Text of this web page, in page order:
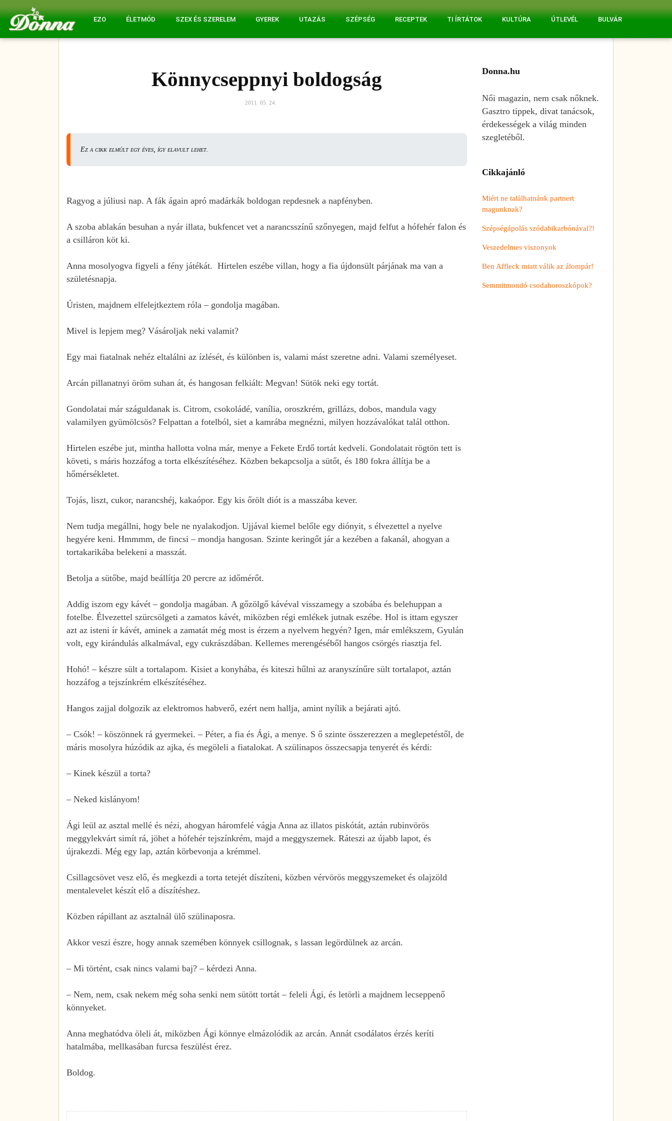
EZO ÉLETMÓD SZEX ÉS SZERELEM GYEREK UTAZÁS SZÉPSÉG RECEPTEK TI ÍRTÁTOK KULTÚRA ÚTLEVÉL BULVÁR
Könnycseppnyi boldogság
2011. 05. 24.
Ez a cikk elmúlt egy éves, így elavult lehet.
Ragyog a júliusi nap. A fák ágain apró madárkák boldogan repdesnek a napfényben.
A szoba ablakán besuhan a nyár illata, bukfencet vet a narancsszínű szőnyegen, majd felfut a hófehér falon és
a csilláron köt ki.
Anna mosolyogva figyeli a fény játékát. Hirtelen eszébe villan, hogy a fia újdonsült párjának ma van a
születésnapja.
Úristen, majdnem elfelejtkeztem róla – gondolja magában.
Mivel is lepjem meg? Vásároljak neki valamit?
Egy mai fiatalnak nehéz eltalálni az ízlését, és különben is, valami mást szeretne adni. Valami személyeset.
Arcán pillanatnyi öröm suhan át, és hangosan felkiált: Megvan! Sütök neki egy tortát.
Gondolatai már száguldanak is. Citrom, csokoládé, vanília, oroszkrém, grillázs, dobos, mandula vagy
valamilyen gyümölcsös? Felpattan a fotelból, siet a kamrába megnézni, milyen hozzávalókat talál otthon.
Hirtelen eszébe jut, mintha hallotta volna már, menye a Fekete Erdő tortát kedveli. Gondolatait rögtön tett is
követi, s máris hozzáfog a torta elkészítéséhez. Közben bekapcsolja a sütőt, és 180 fokra állítja be a
hőmérsékletet.
Tojás, liszt, cukor, narancshéj, kakaópor. Egy kis őrölt diót is a masszába kever.
Nem tudja megállni, hogy bele ne nyalakodjon. Ujjával kiemel belőle egy diónyit, s élvezettel a nyelve
hegyére keni. Hmmmm, de fincsi – mondja hangosan. Szinte keringőt jár a kezében a fakanál, ahogyan a
tortakarikába belekeni a masszát.
Betolja a sütőbe, majd beállítja 20 percre az időmérőt.
Addig iszom egy kávét – gondolja magában. A gőzölgő kávéval visszamegy a szobába és belehuppan a
fotelbe. Élvezettel szürcsölgeti a zamatos kávét, miközben régi emlékek jutnak eszébe. Hol is ittam egyszer
azt az isteni ír kávét, aminek a zamatát még most is érzem a nyelvem hegyén? Igen, már emlékszem, Gyulán
volt, egy kirándulás alkalmával, egy cukrászdában. Kellemes merengéséből hangos csörgés riasztja fel.
Hohó! – készre sült a tortalapom. Kisiet a konyhába, és kiteszi hűlni az aranyszínűre sült tortalapot, aztán
hozzáfog a tejszínkrém elkészítéséhez.
Hangos zajjal dolgozik az elektromos habverő, ezért nem hallja, amint nyílik a bejárati ajtó.
– Csók! – köszönnek rá gyermekei. – Péter, a fia és Ági, a menye. S ő szinte összerezzen a meglepetéstől, de
máris mosolyra húzódik az ajka, és megöleli a fiatalokat. A szülinapos összecsapja tenyerét és kérdi:
– Kinek készül a torta?
– Neked kislányom!
Ági leül az asztal mellé és nézi, ahogyan háromfelé vágja Anna az illatos piskótát, aztán rubinvörös
meggylekvárt simít rá, jöhet a hófehér tejszínkrém, majd a meggyszemek. Ráteszi az újabb lapot, és
újrakezdi. Még egy lap, aztán körbevonja a krémmel.
Csillagcsövet vesz elő, és megkezdi a torta tetejét díszíteni, közben vérvörös meggyszemeket és olajzöld
mentalevelet készít elő a díszítéshez.
Közben rápillant az asztalnál ülő szülinaposra.
Akkor veszi észre, hogy annak szemében könnyek csillognak, s lassan legördülnek az arcán.
– Mi történt, csak nincs valami baj? – kérdezi Anna.
– Nem, nem, csak nekem még soha senki nem sütött tortát – feleli Ági, és letörli a majdnem lecseppenő
könnyeket.
Anna meghatódva öleli át, miközben Ági könnye elmázolódik az arcán. Annát csodálatos érzés keríti
hatalmába, mellkasában furcsa feszülést érez.
Boldog.
Donna.hu
Női magazin, nem csak nőknek.
Gasztro tippek, divat tanácsok,
érdekességek a világ minden
szegletéből.
Cikkajánló
Miért ne találhatnánk partnert
magunknak?
Szépségápolás szódabikarbónával?!
Veszedelmes viszonyok
Ben Affleck miatt válik az álompár!
Semmitmondó csodahoroszkópok?